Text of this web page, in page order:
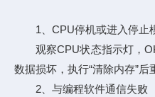
1、CPU停机或进入停止
观察CPU状态指示灯，OK
数据损坏，执行“清除内存”
2、与编程软件通信失败